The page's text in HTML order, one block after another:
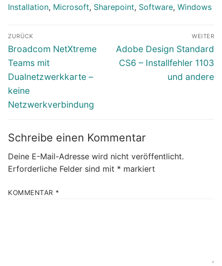
Installation, Microsoft, Sharepoint, Software, Windows
Beitragsnavigation
ZURÜCK
Vorheriger
Beitrag:
Broadcom NetXtreme
Teams mit
Dualnetzwerkkarte –
keine
Netzwerkverbindung
WEITER
Nächster
Beitrag:
Adobe Design Standard
CS6 – Installfehler 1103
und andere
Schreibe einen Kommentar
Deine E-Mail-Adresse wird nicht veröffentlicht.
Erforderliche Felder sind mit * markiert
KOMMENTAR *